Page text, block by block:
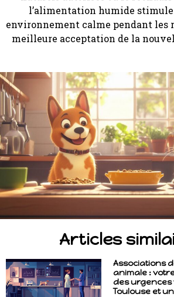
l’alimentation humide stimule
environnement calme pendant les
meilleure acceptation de la
Articles
Associations
animale :
des
Toulouse et